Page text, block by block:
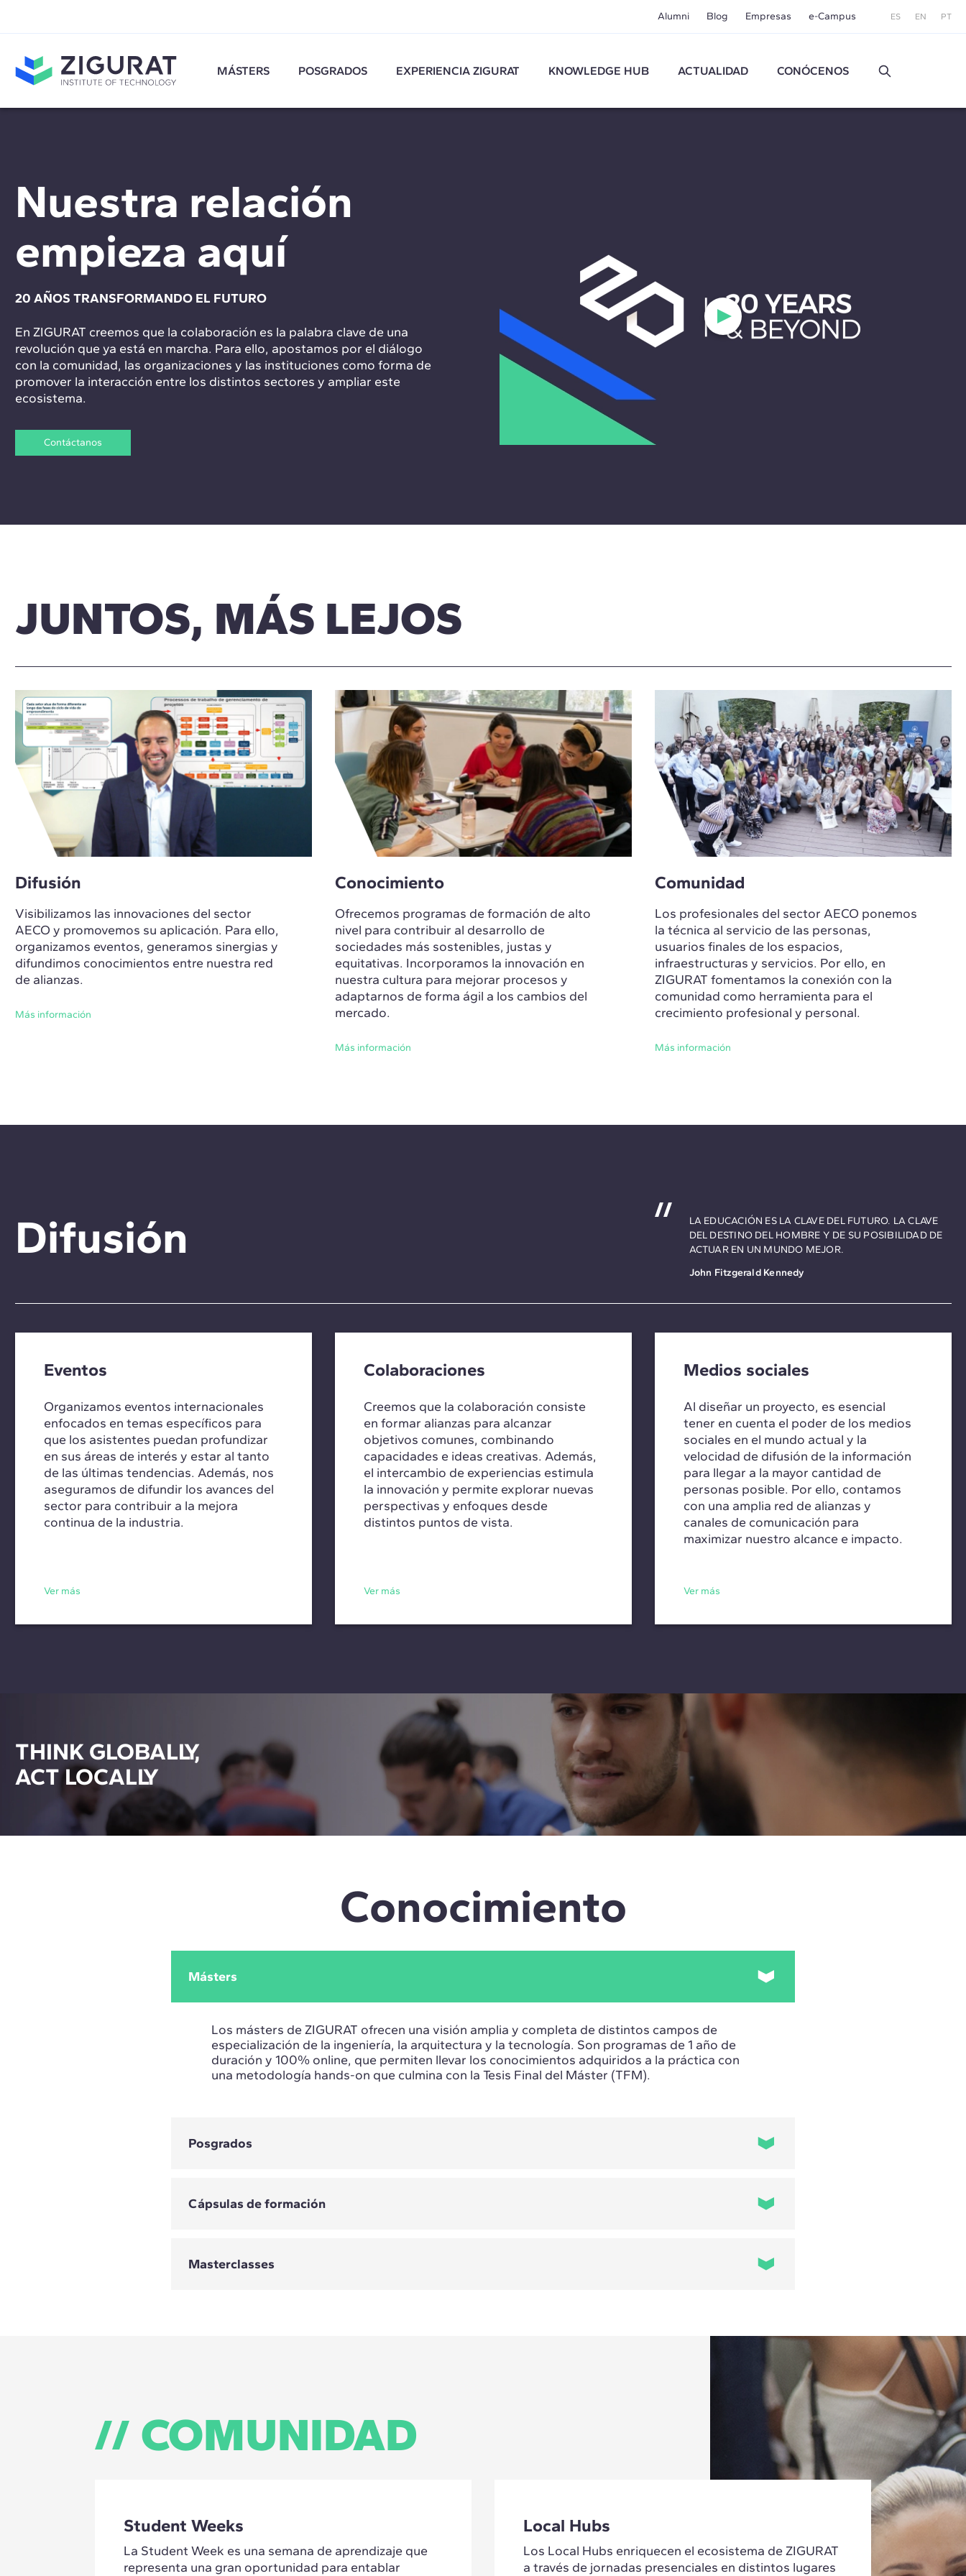
Alumni Blog Empresas e-Campus ES EN PT
MÁSTERS POSGRADOS EXPERIENCIA ZIGURAT KNOWLEDGE HUB ACTUALIDAD CONÓCENOS
Nuestra relación
empieza aquí
20 AÑOS TRANSFORMANDO EL FUTURO
En ZIGURAT creemos que la colaboración es la palabra clave de una
revolución que ya está en marcha. Para ello, apostamos por el diálogo
con la comunidad, las organizaciones y las instituciones como forma de
promover la interacción entre los distintos sectores y ampliar este
ecosistema.
Contáctanos
JUNTOS, MÁS LEJOS
Difusión
Visibilizamos las innovaciones del sector
AECO y promovemos su aplicación. Para ello,
organizamos eventos, generamos sinergias y
difundimos conocimientos entre nuestra red
de alianzas.
Más información
Conocimiento
Ofrecemos programas de formación de alto
nivel para contribuir al desarrollo de
sociedades más sostenibles, justas y
equitativas. Incorporamos la innovación en
nuestra cultura para mejorar procesos y
adaptarnos de forma ágil a los cambios del
mercado.
Más información
Comunidad
Los profesionales del sector AECO ponemos
la técnica al servicio de las personas,
usuarios finales de los espacios,
infraestructuras y servicios. Por ello, en
ZIGURAT fomentamos la conexión con la
comunidad como herramienta para el
crecimiento profesional y personal.
Más información
Difusión
LA EDUCACIÓN ES LA CLAVE DEL FUTURO. LA CLAVE
DEL DESTINO DEL HOMBRE Y DE SU POSIBILIDAD DE
ACTUAR EN UN MUNDO MEJOR.
John Fitzgerald Kennedy
Eventos
Organizamos eventos internacionales
enfocados en temas específicos para
que los asistentes puedan profundizar
en sus áreas de interés y estar al tanto
de las últimas tendencias. Además, nos
aseguramos de difundir los avances del
sector para contribuir a la mejora
continua de la industria.
Ver más
Colaboraciones
Creemos que la colaboración consiste
en formar alianzas para alcanzar
objetivos comunes, combinando
capacidades e ideas creativas. Además,
el intercambio de experiencias estimula
la innovación y permite explorar nuevas
perspectivas y enfoques desde
distintos puntos de vista.
Ver más
Medios sociales
Al diseñar un proyecto, es esencial
tener en cuenta el poder de los medios
sociales en el mundo actual y la
velocidad de difusión de la información
para llegar a la mayor cantidad de
personas posible. Por ello, contamos
con una amplia red de alianzas y
canales de comunicación para
maximizar nuestro alcance e impacto.
Ver más
THINK GLOBALLY,
ACT LOCALLY
Conocimiento
Másters
Los másters de ZIGURAT ofrecen una visión amplia y completa de distintos campos de
especialización de la ingeniería, la arquitectura y la tecnología. Son programas de 1 año de
duración y 100% online, que permiten llevar los conocimientos adquiridos a la práctica con
una metodología hands-on que culmina con la Tesis Final del Máster (TFM).
Posgrados
Los posgrados son programas de 4 meses de duración diseñados para profesionales que
desean profundizar en áreas específicas y aplicar de forma inmediata los conocimientos
Cápsulas de formación
Rooftop es una plataforma on-demand que te permite aprender una nueva habilidad o
profundizar en áreas de especialización estés donde estés. Ofrece una amplia selección de
Masterclasses
COMUNIDAD
Student Weeks
La Student Week es una semana de aprendizaje que
representa una gran oportunidad para entablar
Local Hubs
Los Local Hubs enriquecen el ecosistema de ZIGURAT
a través de jornadas presenciales en distintos lugares